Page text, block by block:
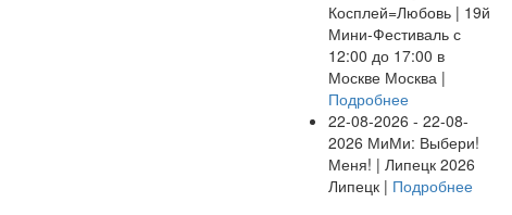
Косплей=Любовь | 19й
Мини-Фестиваль с
12:00 до 17:00 в
Москве Москва |
Подробнее
22-08-2026 - 22-08-
2026 МиМи: Выбери!
Меня! | Липецк 2026
Липецк | Подробнее